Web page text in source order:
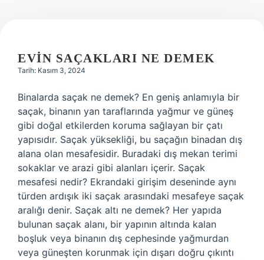
EVIN SAÇAKLARI NE DEMEK
Tarih: Kasım 3, 2024
Binalarda saçak ne demek? En geniş anlamıyla bir
saçak, binanın yan taraflarında yağmur ve güneş
gibi doğal etkilerden koruma sağlayan bir çatı
yapısıdır. Saçak yüksekliği, bu saçağın binadan dış
alana olan mesafesidir. Buradaki dış mekan terimi
sokaklar ve arazi gibi alanları içerir. Saçak
mesafesi nedir? Ekrandaki girişim deseninde aynı
türden ardışık iki saçak arasındaki mesafeye saçak
aralığı denir. Saçak altı ne demek? Her yapıda
bulunan saçak alanı, bir yapının altında kalan
boşluk veya binanın dış cephesinde yağmurdan
veya güneşten korunmak için dışarı doğru çıkıntı